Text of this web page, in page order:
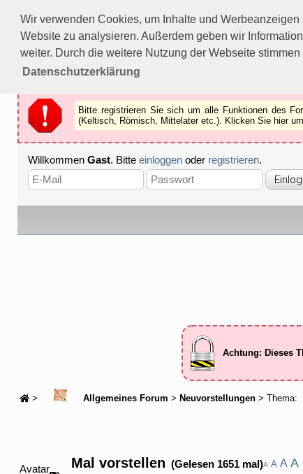
Wir verwenden Cookies, um Inhalte und
Website zu analysieren. Außerdem geben wir
weiter. Durch die weitere Nutzung der Webseite
Datenschutzerklärung
Bitte registrieren Sie sich um alle Funktionen des Forums
Als Gast können Sie z.B.keine Bilderbetrachten.
Registrieren
Schliessen
Bitte registrieren Sie sich um alle Funktionen des
(Keltisch, Römisch, Mittelater etc.). Klicken Sie hier
Willkommen Gast. Bitte einloggen oder registrieren.
Achtung: Dieses
> Allgemeines Forum > Neuvorstellungen > Thema:
Avatar Mal vorstellen (Gelesen 1651 mal)A A A A